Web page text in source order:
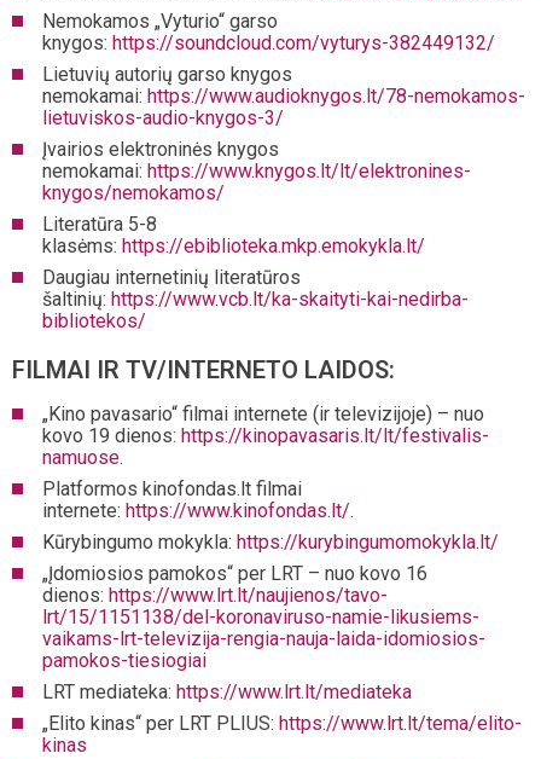
Nemokamos „Vyturio“ garso
knygos: https://soundcloud.com/vyturys-382449132/
Lietuvių autorių garso knygos
nemokamai: https://www.audioknygos.lt/78-nemokamos-
lietuviskos-audio-knygos-3/
Įvairios elektroninės knygos
nemokamai: https://www.knygos.lt/lt/elektronines-
knygos/nemokamos/
Literatūra 5-8
klasėms: https://ebiblioteka.mkp.emokykla.lt/
Daugiau internetinių literatūros
šaltinių: https://www.vcb.lt/ka-skaityti-kai-nedirba-
bibliotekos/
FILMAI IR TV/INTERNETO LAIDOS:
„Kino pavasario“ filmai internete (ir televizijoje) – nuo
kovo 19 dienos: https://kinopavasaris.lt/lt/festivalis-
namuose.
Platformos kinofondas.lt filmai
internete: https://www.kinofondas.lt/.
Kūrybingumo mokykla: https://kurybingumomokykla.lt/
„Įdomiosios pamokos“ per LRT – nuo kovo 16
dienos: https://www.lrt.lt/naujienos/tavo-
lrt/15/1151138/del-koronaviruso-namie-likusiems-
vaikams-lrt-televizija-rengia-nauja-laida-idomiosios-
pamokos-tiesiogiai
LRT mediateka: https://www.lrt.lt/mediateka
„Elito kinas“ per LRT PLIUS: https://www.lrt.lt/tema/elito-
kinas